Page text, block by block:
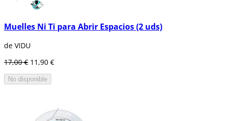
Muelles Ni Ti para Abrir Espacios (2 uds)
de VIDU
17,00 € 11,90 €
No disponible